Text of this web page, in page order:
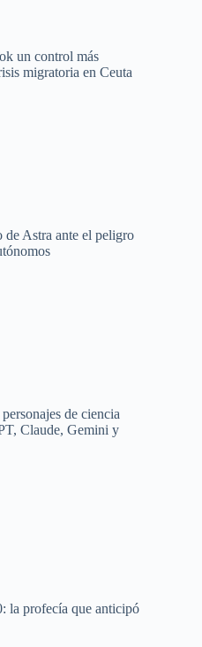
un control más
migratoria en Ceuta
Astra ante el peligro
de ciencia
Claude, Gemini y
la profecía que anticipó